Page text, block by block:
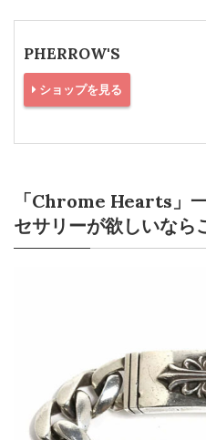
PHERROW'S
ショップを見る
「Chrome Hearts」
セサリーが欲しいなら